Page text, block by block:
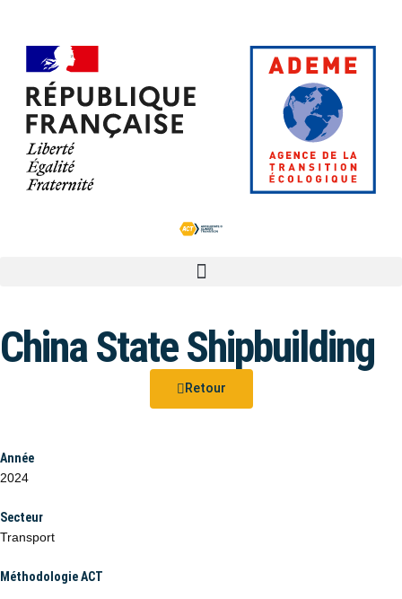
China State Shipbuilding
Retour
Année
2024
Secteur
Transport
Méthodologie ACT